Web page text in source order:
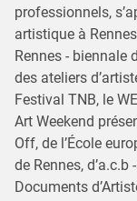
professionnels,
artistique à
Rennes - biennale
des ateliers
Festival TNB, le
Art Weekend
Off, de l’École
de Rennes,
Documents